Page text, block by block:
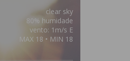
clear sky
80% humidade
vento: 1m/s E
MAX 18 • MIN 18